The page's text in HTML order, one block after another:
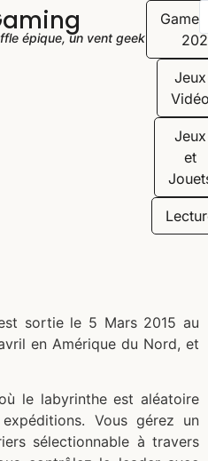
épique, un vent geek"
Jeux
Jeux
et
sortie le 5 Mars 2015 au
en Amérique du Nord, et
le labyrinthe est aléatoire
Vous gérez un
sélectionnable à travers